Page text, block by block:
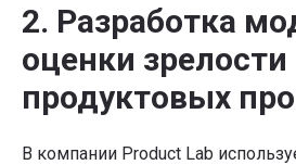
2. Разработка
оценки зрелости
продуктовых
В компании Product Lab